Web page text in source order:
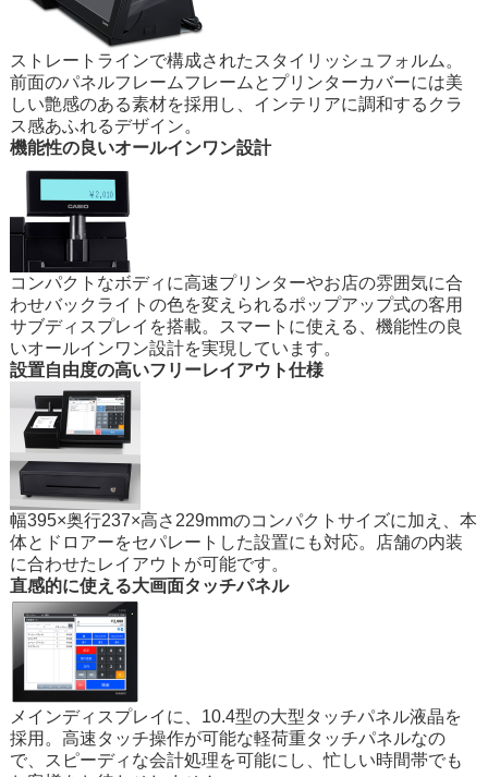
ストレートラインで構成されたスタイリッシュフォルム。
前面のパネルフレームフレームとプリンターカバーには美
しい艶感のある素材を採用し、インテリアに調和するクラ
ス感あふれるデザイン。
機能性の良いオールインワン設計
コンパクトなボディに高速プリンターやお店の雰囲気に合
わせバックライトの色を変えられるポップアップ式の客用
サブディスプレイを搭載。スマートに使える、機能性の良
いオールインワン設計を実現しています。
設置自由度の高いフリーレイアウト仕様
幅395×奥行237×高さ229mmのコンパクトサイズに加え、本
体とドロアーをセパレートした設置にも対応。店舗の内装
に合わせたレイアウトが可能です。
直感的に使える大画面タッチパネル
メインディスプレイに、10.4型の大型タッチパネル液晶を
採用。高速タッチ操作が可能な軽荷重タッチパネルなの
で、スピーディな会計処理を可能にし、忙しい時間帯でも